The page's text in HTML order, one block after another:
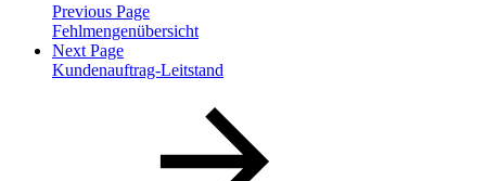
Previous Page
Fehlmengenübersicht
Next Page
Kundenauftrag-Leitstand